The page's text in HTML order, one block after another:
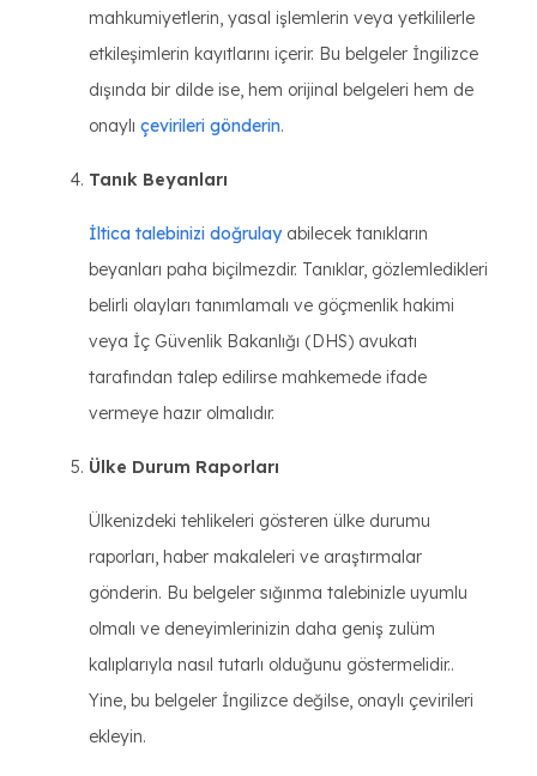
mahkumiyetlerin, yasal işlemlerin veya yetkililerle
etkileşimlerin kayıtlarını içerir. Bu belgeler İngilizce
dışında bir dilde ise, hem orijinal belgeleri hem de
onaylı çevirileri gönderin.
Tanık Beyanları
İltica talebinizi doğrulayabilecek tanıkların
beyanları paha biçilmezdir. Tanıklar, gözlemledikleri
belirli olayları tanımlamalı ve göçmenlik hakimi
veya İç Güvenlik Bakanlığı (DHS) avukatı
tarafından talep edilirse mahkemede ifade
vermeye hazır olmalıdır.
Ülke Durum Raporları
Ülkenizdeki tehlikeleri gösteren ülke durumu
raporları, haber makaleleri ve araştırmalar
gönderin. Bu belgeler sığınma talebinizle uyumlu
olmalı ve deneyimlerinizin daha geniş zulüm
kalıplarıyla nasıl tutarlı olduğunu göstermelidir..
Yine, bu belgeler İngilizce değilse, onaylı çevirileri
ekleyin.